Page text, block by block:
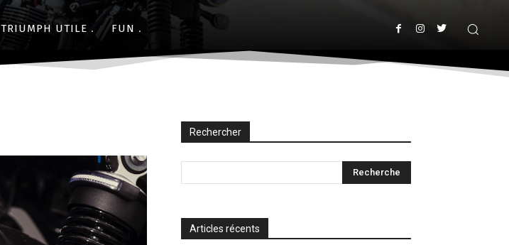
TRIUMPH UTILE FUN
Rechercher
Articles récents